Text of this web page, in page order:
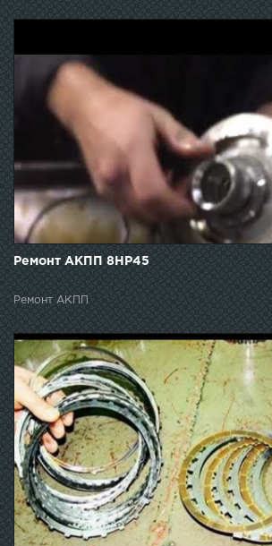
Ремонт АКПП 8НР45
Ремонт АКПП